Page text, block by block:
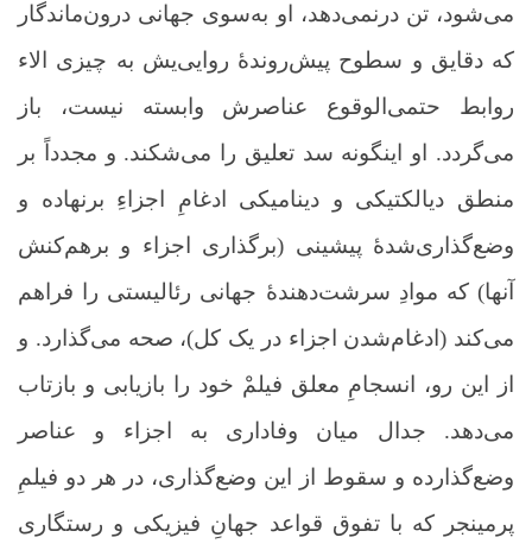
می‌شود، تن‌ درنمی‌دهد، او به‌سوی جهانی درون‌ماندگار
که دقایق و سطوح پیش‌روندۀ روایی‌یش به چیزی الاء
روابط حتمی‌الوقوع عناصرش وابسته نیست، باز
می‌گردد. او اینگونه سد تعلیق را می‌شکند. و مجدداً بر
منطق دیالکتیکی و دینامیکی ادغامِ اجزاءِ برنهاده و
وضع‌گذاری‌شدۀ پیشینی (برگذاری اجزاء و برهم‌کنش
آنها) که موادِ سرشت‌دهندۀ جهانی رئالیستی را فراهم
می‌کند (ادغام‌شدن اجزاء در یک کل)، صحه می‌گذارد. و
از این ‌رو، انسجامِ معلق فیلمْ خود را بازیابی و بازتاب
می‌دهد. جدال میان وفاداری به اجزاء و عناصر
وضع‌گذارده و سقوط از این وضع‌گذاری، در هر دو فیلمِ
پرمینجر که با تفوق قواعد جهانِ فیزیکی و رستگاری